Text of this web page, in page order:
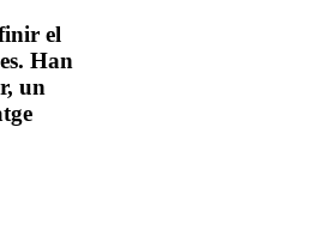
el
Han
un